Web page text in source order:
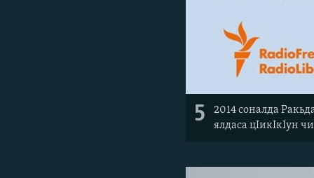
5
2014 соналда
ялдаса цIикIкIун